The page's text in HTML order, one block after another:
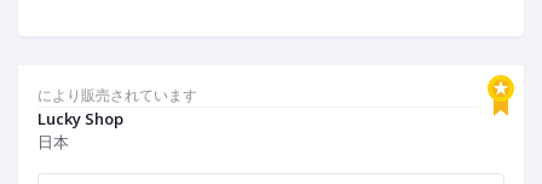
により販売されています
Lucky Shop
日本